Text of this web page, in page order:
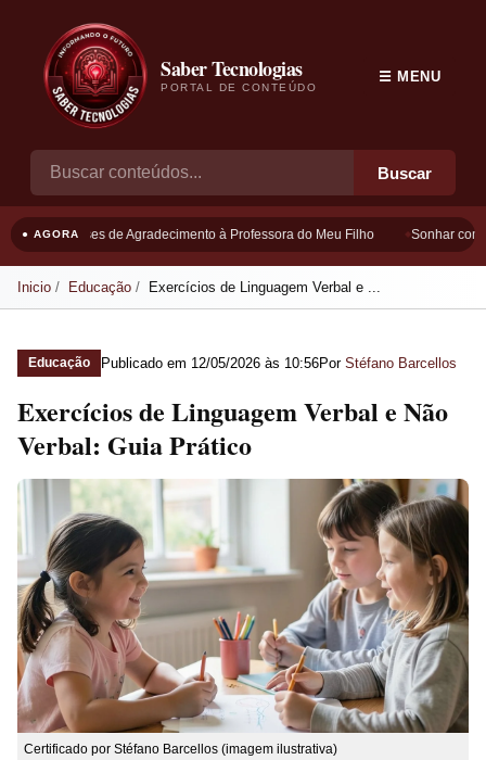
Saber Tecnologias
PORTAL DE CONTEÚDO
Buscar
☰ MENU
● AGORAFrases de Agradecimento à Professora do Meu Filho Sonhar com
Inicio Educação Exercícios de Linguagem Verbal e ...
Educação Publicado em 12/05/2026 às 10:56Por Stéfano Barcellos
Exercícios de Linguagem Verbal e Não
Verbal: Guia Prático
Certificado por Stéfano Barcellos (imagem ilustrativa)